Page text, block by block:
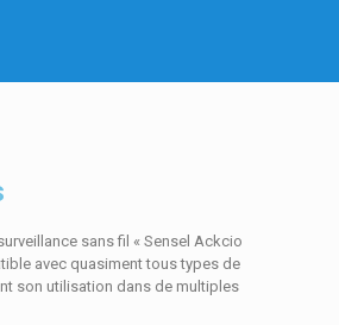
sans fil « Sensel Ackcio
avec quasiment tous types de
son utilisation dans de multiples